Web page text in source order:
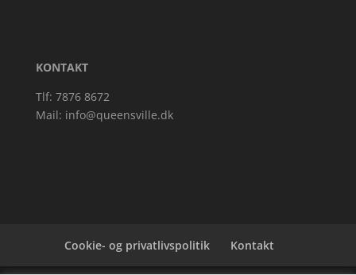
KONTAKT
Tlf: 7876 8672
Mail: info@queensville.dk
Cookie- og privatlivspolitik Kontakt